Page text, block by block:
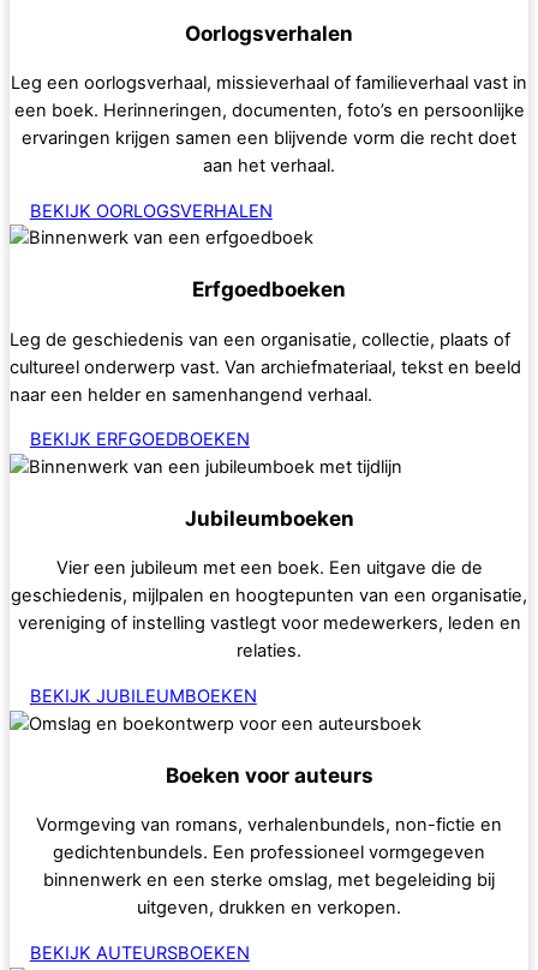
Oorlogsverhalen
Leg een oorlogsverhaal, missieverhaal of familieverhaal vast in
een boek. Herinneringen, documenten, foto’s en persoonlijke
ervaringen krijgen samen een blijvende vorm die recht doet
aan het verhaal.
BEKIJK OORLOGSVERHALEN
Erfgoedboeken
Leg de geschiedenis van een organisatie, collectie, plaats of
cultureel onderwerp vast. Van archiefmateriaal, tekst en beeld
naar een helder en samenhangend verhaal.
BEKIJK ERFGOEDBOEKEN
Jubileumboeken
Vier een jubileum met een boek. Een uitgave die de
geschiedenis, mijlpalen en hoogtepunten van een organisatie,
vereniging of instelling vastlegt voor medewerkers, leden en
relaties.
BEKIJK JUBILEUMBOEKEN
Boeken voor auteurs
Vormgeving van romans, verhalenbundels, non-fictie en
gedichtenbundels. Een professioneel vormgegeven
binnenwerk en een sterke omslag, met begeleiding bij
uitgeven, drukken en verkopen.
BEKIJK AUTEURSBOEKEN